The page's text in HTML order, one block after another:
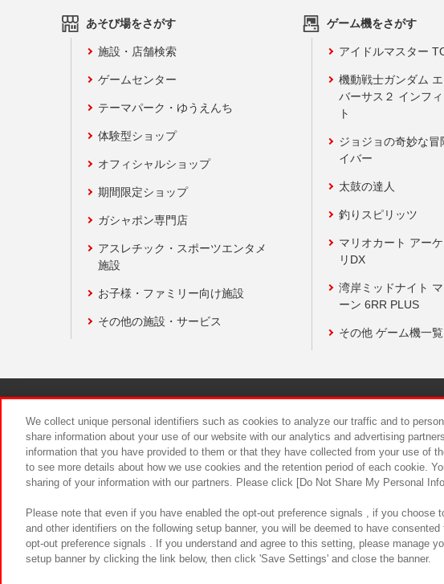
あそび場をさがす
施設・店舗検索
ゲームセンター
テーマパーク・ゆうえんち
体験型ショップ
オフィシャルショップ
期間限定ショップ
ガシャポン専門店
アスレチック・スポーツエンタメ
施設
お子様・ファミリー向け施設
その他の施設・サービス
ゲーム機をさがす
アイドルマスター
機動戦士ガンダム
バーサス２ インフ
ト
ジョジョの奇妙な冒
イバー
太鼓の達人
釣りスピリッツ
マリオカート アー
リDX
湾岸ミッドナイト
ーン 6RR PLUS
その他 ゲーム機一覧
食品のご提供について
We collect unique personal identifiers such as cookies to analyze our traffic and to
share information about your use of our website with our analytics and advertising
information that you have provided to them or that they have collected from your use of
to see more details about how we use cookies and the retention period of each cookie.
sharing of your information with our partners. Please click [Do Not Share My Personal
Please note that even if you have enabled the opt-out preference signals , if you choose
and other identifiers on the following setup banner, you will be deemed to have
opt-out preference signals . If you understand and agree to this setting, please manage
setup banner by clicking the link below, then click 'Save Settings' and close the banner.